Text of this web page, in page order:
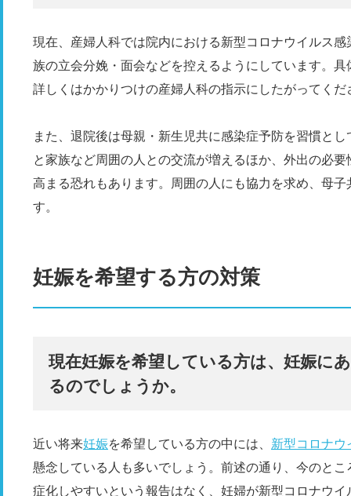
現在、産婦人科では院内における新型コロナウイルス
族の立会分娩・面会などを控えるようにしています。
詳しくはかかりつけの産婦人科の指示にしたがってくだ
また、退院後は母親・新生児共に感染症予防を習慣と
と家族など周囲の人との交流が増えるほか、外出の必
高まる恐れもあります。周囲の人にも協力を求め、母
す。
妊娠を希望する方の対策
現在妊娠を希望している方は、妊娠に
るのでしょうか。
近い将来妊娠を希望している方の中には、 新型コロナウ
懸念している人も多いでしょう。前述の通り、今のと
症化しやすいという報告はなく、妊婦が新型コロナウ